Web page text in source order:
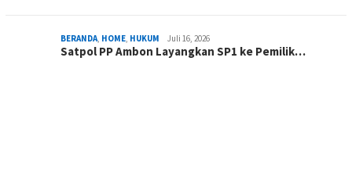
BERANDA, HOME, HUKUM Juli 16, 2026
Satpol PP Ambon Layangkan SP1 ke Pemilik…